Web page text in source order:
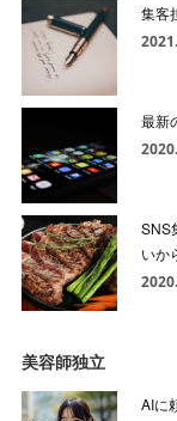
集客
最新
SNS
いか
美容師独立
AIに